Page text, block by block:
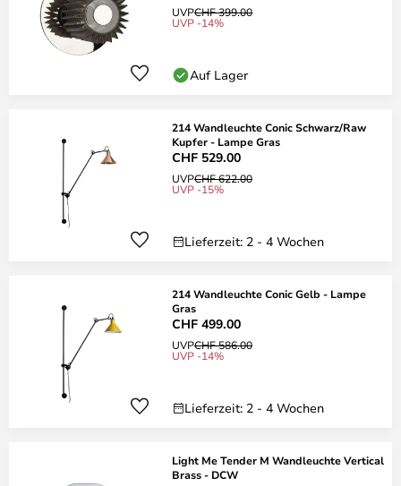
UVPCHF 399.00
UVP -14%
Auf Lager
214 Wandleuchte Conic Schwarz/Raw
Kupfer - Lampe Gras
CHF 529.00
UVPCHF 622.00
UVP -15%
Lieferzeit: 2 - 4 Wochen
214 Wandleuchte Conic Gelb - Lampe
Gras
CHF 499.00
UVPCHF 586.00
UVP -14%
Lieferzeit: 2 - 4 Wochen
Light Me Tender M Wandleuchte Vertical
Brass - DCW